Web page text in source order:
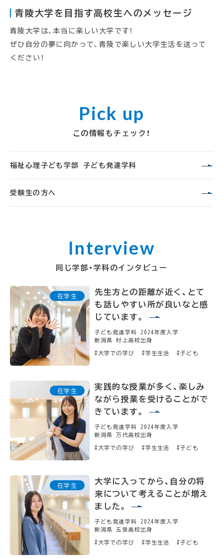
青陵大学を目指す高校生へのメッセージ
青陵大学は、本当に楽しい大学です！
ぜひ自分の夢に向かって、青陵で楽しい大学生活を送って
ください！
この情報もチェック！
福祉心理子ども学部 子ども発達学科
受験生の方へ
同じ学部・学科のインタビュー
先生方との距離が近く、とて
も話しやすい所が良いなと感
じています。
子ども発達学科 2024年度入学
新潟県 村上高校出身
#大学での学び #学生生活 #子ども
実践的な授業が多く、楽しみ
ながら授業を受けることがで
きています。
子ども発達学科 2024年度入学
新潟県 万代高校出身
#大学での学び #学生生活 #子ども
大学に入ってから、自分の将
来について考えることが増え
ました。
子ども発達学科 2024年度入学
新潟県 五泉高校出身
#大学での学び #学生生活 #子ども